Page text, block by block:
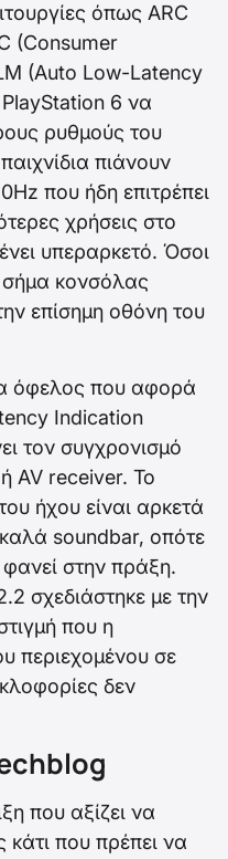
όπως ARC
(Consumer
(Auto Low-Latency
PlayStation 6 να
ρυθμούς του
πιάνουν
που ήδη επιτρέπει
χρήσεις στο
υπεραρκετό. Όσοι
κονσόλας
επίσημη οθόνη του
όφελος που αφορά
Indication
τον συγχρονισμό
AV receiver. Το
ήχου είναι αρκετά
soundbar, οπότε
στην πράξη.
σχεδιάστηκε με την
που η
περιεχομένου σε
δεν
που αξίζει να
που πρέπει να